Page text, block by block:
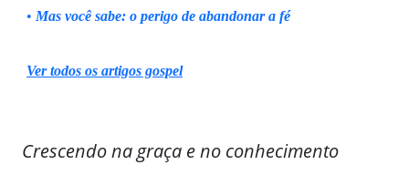
• Mas você sabe: o perigo de abandonar a fé
Ver todos os artigos gospel
Crescendo na graça e no conhecimento